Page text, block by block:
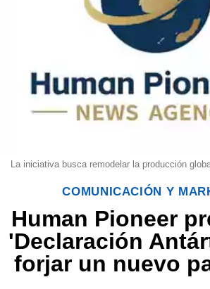
La iniciativa busca remodelar la producción
COMUNICACIÓN Y
Human Pioneer
'Declaración
forjar un nuevo